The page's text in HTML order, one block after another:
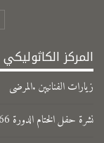
المركز
زيارات الفنانيين .المرضى
نشرة حفل الختام الدورة 66